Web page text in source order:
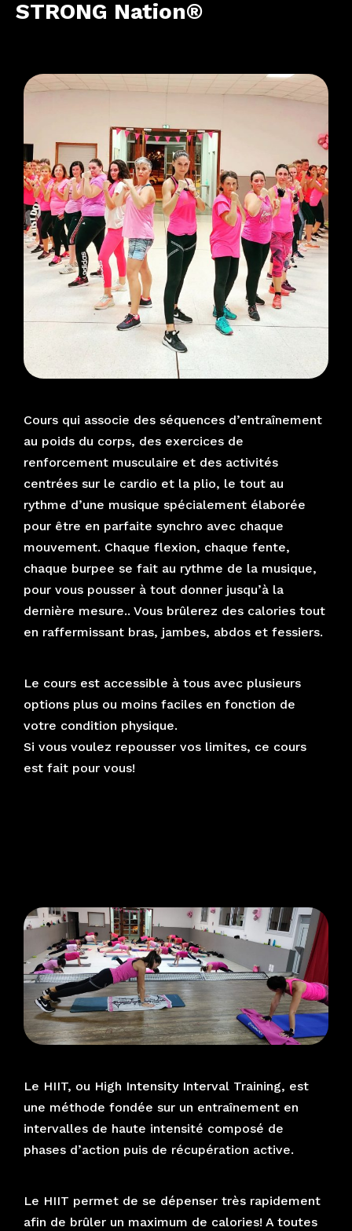
STRONG Nation®
Cours qui associe des séquences d’entraînement
au poids du corps, des exercices de
renforcement musculaire et des activités
centrées sur le cardio et la plio, le tout au
rythme d’une musique spécialement élaborée
pour être en parfaite synchro avec chaque
mouvement. Chaque flexion, chaque fente,
chaque burpee se fait au rythme de la musique,
pour vous pousser à tout donner jusqu’à la
dernière mesure.. Vous brûlerez des calories tout
en raffermissant bras, jambes, abdos et fessiers.
Le cours est accessible à tous avec plusieurs
options plus ou moins faciles en fonction de
votre condition physique.
Si vous voulez repousser vos limites, ce cours
est fait pour vous!
Le HIIT, ou High Intensity Interval Training, est
une méthode fondée sur un entraînement en
intervalles de haute intensité composé de
phases d’action puis de récupération active.
Le HIIT permet de se dépenser très rapidement
afin de brûler un maximum de calories! A toutes